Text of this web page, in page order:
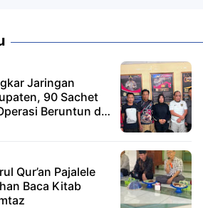
Jaringan
90 Sachet
Beruntun di
Qur’an Pajalele
Baca Kitab